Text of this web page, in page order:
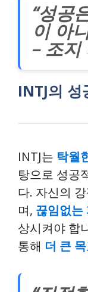
“성공
이 아
– 조지
INTJ의
INTJ는 탁월
탕으로 성공
다. 자신의
며, 끊임없는
상시켜야 합
통해 더 큰